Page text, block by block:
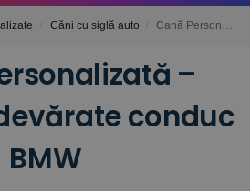
Căni cu siglă auto Cană Personalizată – Femeile Adevărate conduc BMW
–
conduc
BMW